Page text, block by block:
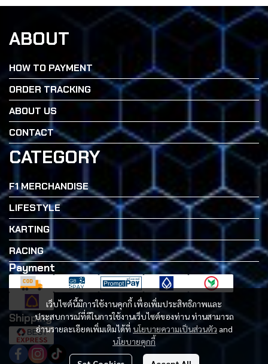
เว็บไซต์นี้มีการใช้งานคุกกี้ เพื่อเพิ่มประสิทธิภาพและ
ประสบการณ์ที่ดีในการใช้งานเว็บไซต์ของท่าน ท่านสามารถ
อ่านรายละเอียดเพิ่มเติมได้ที่ นโยบายความเป็นส่วนตัว and
นโยบายคุกกี้
ABOUT
HOW TO PAYMENT
ORDER TRACKING
ABOUT US
CONTACT
CATEGORY
F1 MERCHANDISE
LIFESTYLE
KARTING
RACING
Payment
Shipping